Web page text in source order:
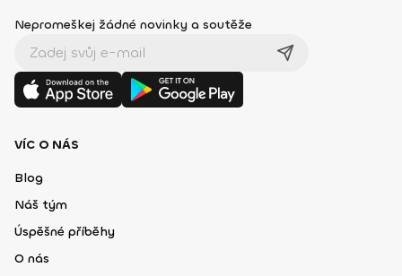
Nepromeškej žádné novinky a soutěže
VÍC O NÁS
Blog
Náš tým
Úspěšné příběhy
O nás